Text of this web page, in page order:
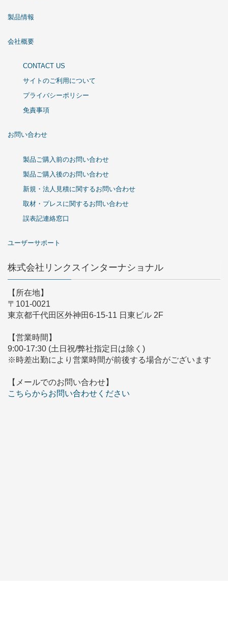
製品情報
会社概要
CONTACT US
サイトのご利用について
プライバシーポリシー
免責事項
お問い合わせ
製品ご購入前のお問い合わせ
製品ご購入後のお問い合わせ
新規・法人見積に関するお問い合わせ
取材・プレスに関するお問い合わせ
誤表記連絡窓口
ユーザーサポート
株式会社リンクスインターナショナル
【所在地】
〒101-0021
東京都千代田区外神田6-15-11 日東ビル 2F
【営業時間】
9:00-17:30 (土日祝/弊社指定日は除く)
※時差出勤により営業時間が前後する場合がございます
【メールでのお問い合わせ】
こちらからお問い合わせください